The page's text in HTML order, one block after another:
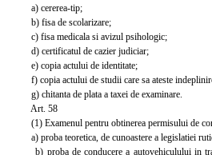
a) cererea-tip;
b) fisa de scolarizare;
c) fisa medicala si avizul psihologic;
d) certificatul de cazier judiciar;
e) copia actului de identitate;
f) copia actului de studii care sa ateste
g) chitanta de plata a taxei de examinare.
Art. 58
(1) Examenul pentru obtinerea permisului de
a) proba teoretica, de cunoastere a legislatiei
b) proba de conducere a autovehiculului in